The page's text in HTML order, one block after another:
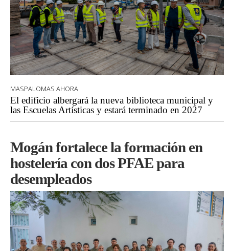
MASPALOMAS AHORA
El edificio albergará la nueva biblioteca municipal y
las Escuelas Artísticas y estará terminado en 2027
Mogán fortalece la formación en
hostelería con dos PFAE para
desempleados